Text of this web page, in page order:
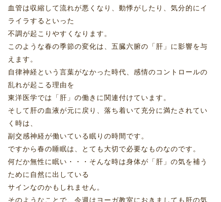
血管は収縮して流れが悪くなり、動悸がしたり、気分的にイ
ライラするといった
不調が起こりやすくなります。
このような春の季節の変化は、五臓六腑の「肝」に影響を与
えます。
自律神経という言葉がなかった時代、感情のコントロールの
乱れが起こる理由を
東洋医学では「肝」の働きに関連付けています。
そして肝の血液が元に戻り、落ち着いて充分に満たされてい
く時は、
副交感神経が働いている眠りの時間です。
ですから春の睡眠は、とても大切で必要なものなのです。
何だか無性に眠い・・・そんな時は身体が「肝」の気を補う
ために自然に出している
サインなのかもしれません。
そのようなことで、今週はヨーガ教室におきましても肝の気